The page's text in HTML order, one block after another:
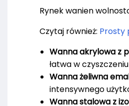
Rynek wanien
Czytaj również: Prosty
Wanna akrylowa z
łatwa w
Wanna żeliwna
intensywnego
Wanna stalowa z